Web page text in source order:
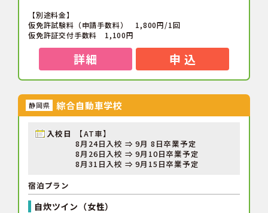
【別途料金】
仮免許試験料（申請手数料） 1,800円/1回
仮免許証交付手数料 1,100円
詳細 申 込
静岡県 綜合自動車学校
入校日
【AT車】
8月24日入校 ⇒ 9月 8日卒業予定
8月26日入校 ⇒ 9月10日卒業予定
8月31日入校 ⇒ 9月15日卒業予定
宿泊プラン
自炊ツイン（女性）